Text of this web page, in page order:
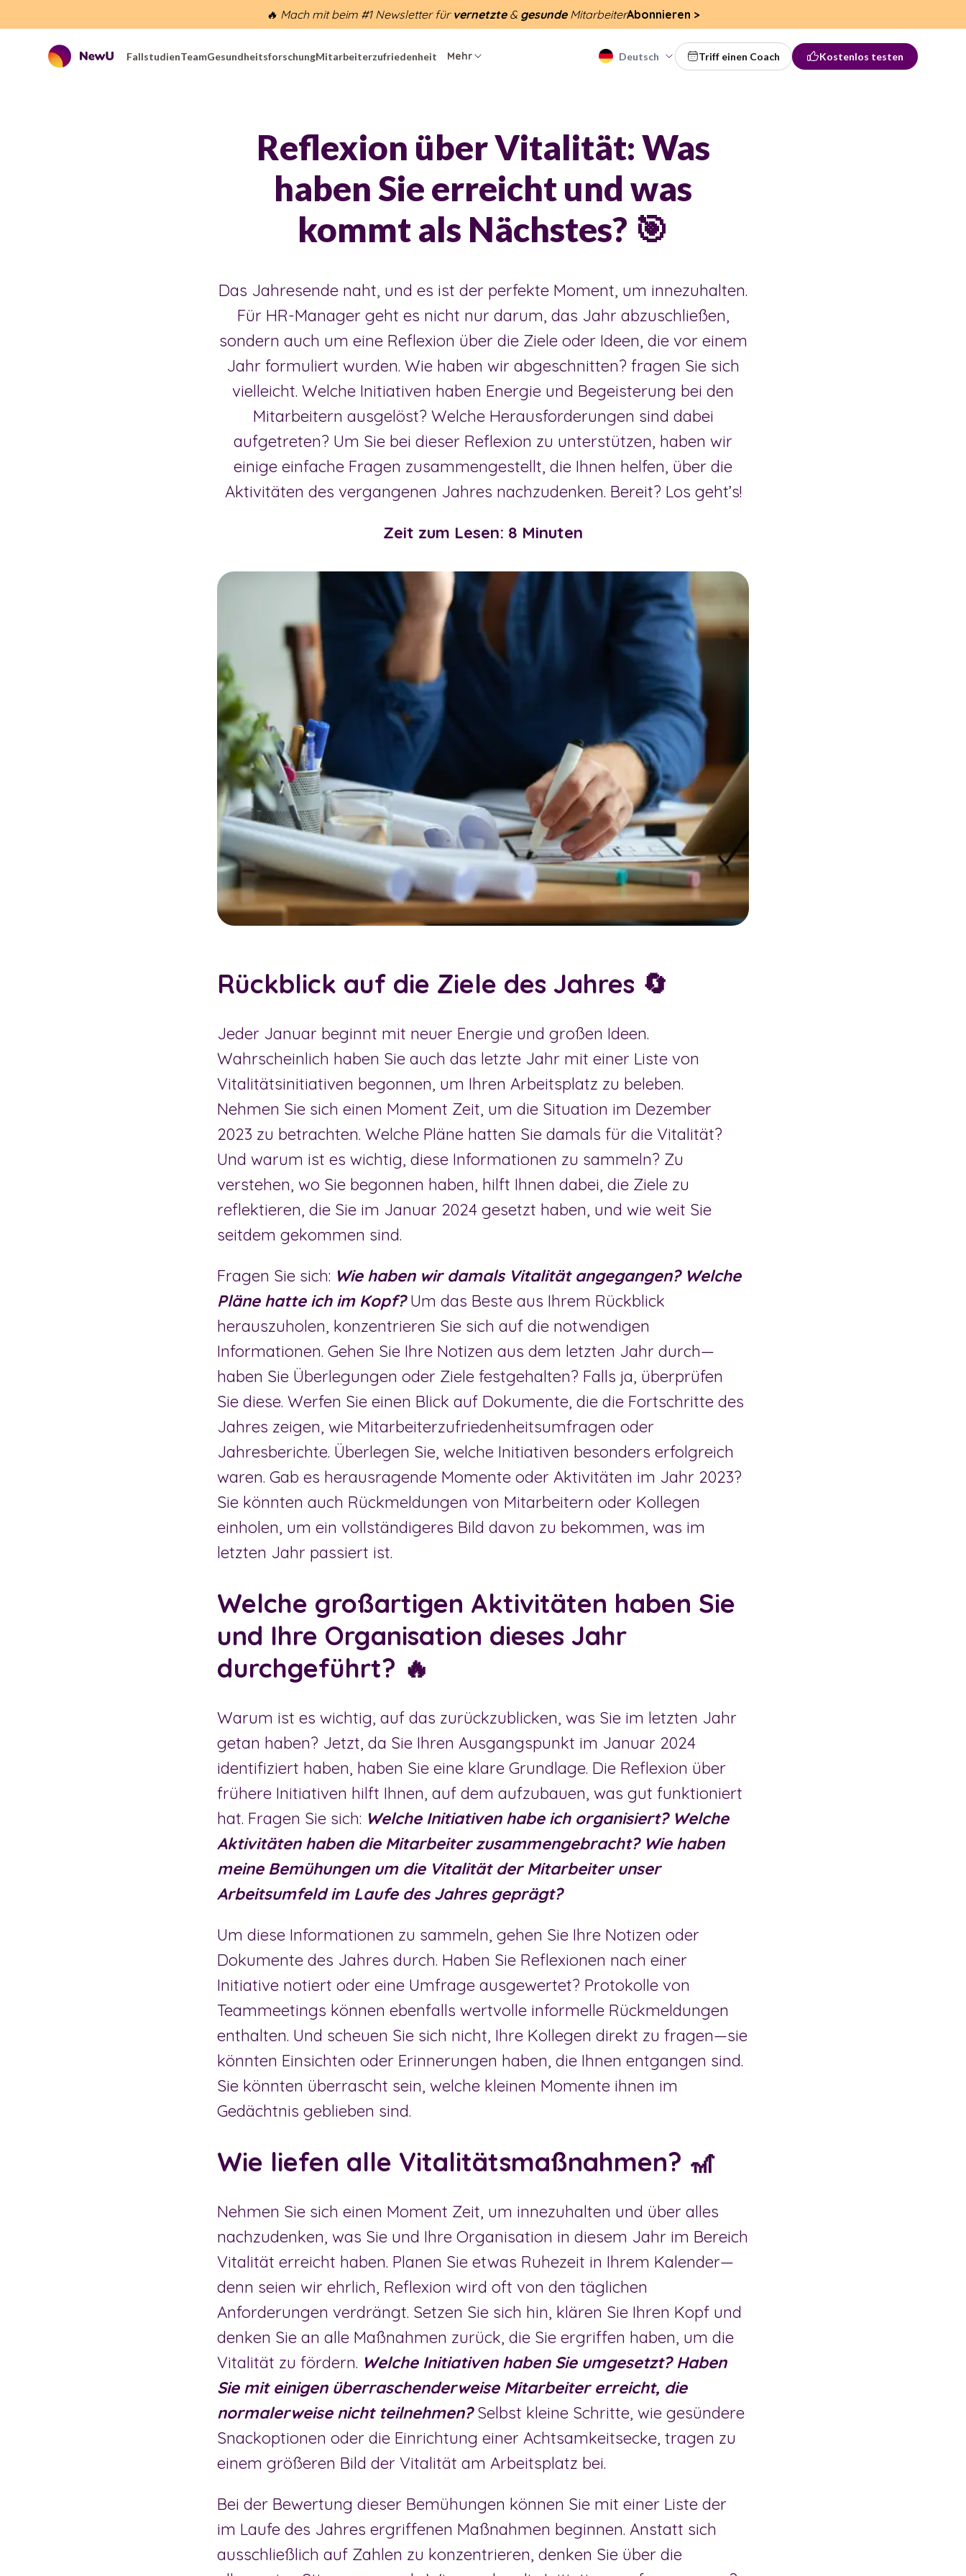
🔥 Mach mit beim #1 Newsletter für vernetzte& gesunde MitarbeiterAbonnieren >
FallstudienTeamGesundheitsforschungMitarbeiterzufriedenheit Mehr Deutsch Triff einen Coach Kostenlos testen
Reflexion über Vitalität: Was
haben Sie erreicht und was
kommt als Nächstes? 🎯
Das Jahresende naht, und es ist der perfekte Moment, um innezuhalten.
Für HR-Manager geht es nicht nur darum, das Jahr abzuschließen,
sondern auch um eine Reflexion über die Ziele oder Ideen, die vor einem
Jahr formuliert wurden. Wie haben wir abgeschnitten? fragen Sie sich
vielleicht. Welche Initiativen haben Energie und Begeisterung bei den
Mitarbeitern ausgelöst? Welche Herausforderungen sind dabei
aufgetreten? Um Sie bei dieser Reflexion zu unterstützen, haben wir
einige einfache Fragen zusammengestellt, die Ihnen helfen, über die
Aktivitäten des vergangenen Jahres nachzudenken. Bereit? Los geht’s!
Zeit zum Lesen: 8 Minuten
Rückblick auf die Ziele des Jahres 🔄
Jeder Januar beginnt mit neuer Energie und großen Ideen.
Wahrscheinlich haben Sie auch das letzte Jahr mit einer Liste von
Vitalitätsinitiativen begonnen, um Ihren Arbeitsplatz zu beleben.
Nehmen Sie sich einen Moment Zeit, um die Situation im Dezember
2023 zu betrachten. Welche Pläne hatten Sie damals für die Vitalität?
Und warum ist es wichtig, diese Informationen zu sammeln? Zu
verstehen, wo Sie begonnen haben, hilft Ihnen dabei, die Ziele zu
reflektieren, die Sie im Januar 2024 gesetzt haben, und wie weit Sie
seitdem gekommen sind.
Fragen Sie sich: Wie haben wir damals Vitalität angegangen? Welche
Pläne hatte ich im Kopf?Um das Beste aus Ihrem Rückblick
herauszuholen, konzentrieren Sie sich auf die notwendigen
Informationen. Gehen Sie Ihre Notizen aus dem letzten Jahr durch—
haben Sie Überlegungen oder Ziele festgehalten? Falls ja, überprüfen
Sie diese. Werfen Sie einen Blick auf Dokumente, die die Fortschritte des
Jahres zeigen, wie Mitarbeiterzufriedenheitsumfragen oder
Jahresberichte. Überlegen Sie, welche Initiativen besonders erfolgreich
waren. Gab es herausragende Momente oder Aktivitäten im Jahr 2023?
Sie könnten auch Rückmeldungen von Mitarbeitern oder Kollegen
einholen, um ein vollständigeres Bild davon zu bekommen, was im
letzten Jahr passiert ist.
Welche großartigen Aktivitäten haben Sie
und Ihre Organisation dieses Jahr
durchgeführt? 🔥
Warum ist es wichtig, auf das zurückzublicken, was Sie im letzten Jahr
getan haben? Jetzt, da Sie Ihren Ausgangspunkt im Januar 2024
identifiziert haben, haben Sie eine klare Grundlage. Die Reflexion über
frühere Initiativen hilft Ihnen, auf dem aufzubauen, was gut funktioniert
hat. Fragen Sie sich: Welche Initiativen habe ich organisiert? Welche
Aktivitäten haben die Mitarbeiter zusammengebracht? Wie haben
meine Bemühungen um die Vitalität der Mitarbeiter unser
Arbeitsumfeld im Laufe des Jahres geprägt?
Um diese Informationen zu sammeln, gehen Sie Ihre Notizen oder
Dokumente des Jahres durch. Haben Sie Reflexionen nach einer
Initiative notiert oder eine Umfrage ausgewertet? Protokolle von
Teammeetings können ebenfalls wertvolle informelle Rückmeldungen
enthalten. Und scheuen Sie sich nicht, Ihre Kollegen direkt zu fragen—sie
könnten Einsichten oder Erinnerungen haben, die Ihnen entgangen sind.
Sie könnten überrascht sein, welche kleinen Momente ihnen im
Gedächtnis geblieben sind.
Wie liefen alle Vitalitätsmaßnahmen? 🎢
Nehmen Sie sich einen Moment Zeit, um innezuhalten und über alles
nachzudenken, was Sie und Ihre Organisation in diesem Jahr im Bereich
Vitalität erreicht haben. Planen Sie etwas Ruhezeit in Ihrem Kalender—
denn seien wir ehrlich, Reflexion wird oft von den täglichen
Anforderungen verdrängt. Setzen Sie sich hin, klären Sie Ihren Kopf und
denken Sie an alle Maßnahmen zurück, die Sie ergriffen haben, um die
Vitalität zu fördern. Welche Initiativen haben Sie umgesetzt? Haben
Sie mit einigen überraschenderweise Mitarbeiter erreicht, die
normalerweise nicht teilnehmen?Selbst kleine Schritte, wie gesündere
Snackoptionen oder die Einrichtung einer Achtsamkeitsecke, tragen zu
einem größeren Bild der Vitalität am Arbeitsplatz bei.
Bei der Bewertung dieser Bemühungen können Sie mit einer Liste der
im Laufe des Jahres ergriffenen Maßnahmen beginnen. Anstatt sich
ausschließlich auf Zahlen zu konzentrieren, denken Sie über die